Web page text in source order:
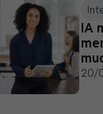
IA
20/